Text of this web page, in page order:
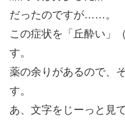
だったのですが……。
この症状を「丘酔い」
す。
薬の余りがあるので、
す。
あ、文字をじーっと見